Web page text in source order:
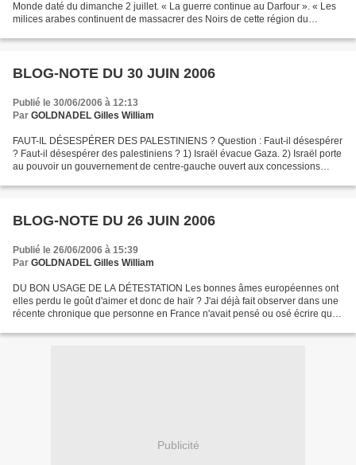
Monde daté du dimanche 2 juillet. « La guerre continue au Darfour ». « Les
milices arabes continuent de massacrer des Noirs de cette région du
BLOG-NOTE DU 30 JUIN 2006
Publié le 30/06/2006 à 12:13
Par GOLDNADEL Gilles William
FAUT-IL DÉSESPÉRER DES PALESTINIENS ? Question : Faut-il désespérer
? Faut-il désespérer des palestiniens ? 1) Israël évacue Gaza. 2) Israël porte
au pouvoir un gouvernement de centre-gauche ouvert aux concessions
BLOG-NOTE DU 26 JUIN 2006
Publié le 26/06/2006 à 15:39
Par GOLDNADEL Gilles William
DU BON USAGE DE LA DÉTESTATION Les bonnes âmes européennes ont
elles perdu le goût d'aimer et donc de haïr ? J'ai déjà fait observer dans une
récente chronique que personne en France n'avait pensé ou osé écrire que
Publicité